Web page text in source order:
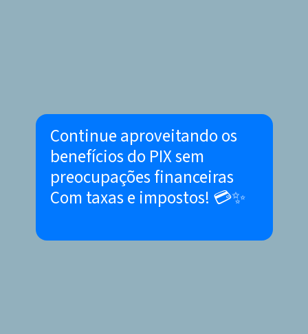
Continue aproveitando os
benefícios do PIX sem
preocupações financeiras
Com taxas e impostos! 💳✨